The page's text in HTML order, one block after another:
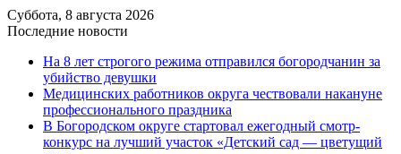
Суббота, 8 августа 2026
Последние новости
На 8 лет строгого режима отправился богородчанин за
убийство девушки
Медицинских работников округа чествовали накануне
профессионального праздника
В Богородском округе стартовал ежегодный смотр-
конкурс на лучший участок «Детский сад — цветущий